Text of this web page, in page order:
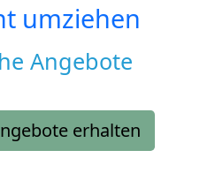
umziehen
Angebote
erhalten